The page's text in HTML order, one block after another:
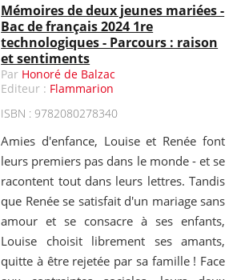
Mémoires de deux jeunes mariées -
Bac de français 2024 1re
technologiques - Parcours : raison
et sentiments
Par Honoré de Balzac
Editeur : Flammarion
ISBN : 9782080278340
Amies d'enfance, Louise et Renée font
leurs premiers pas dans le monde - et se
racontent tout dans leurs lettres. Tandis
que Renée se satisfait d'un mariage sans
amour et se consacre à ses enfants,
Louise choisit librement ses amants,
quitte à être rejetée par sa famille ! Face